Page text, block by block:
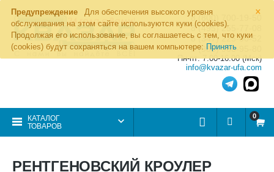
×
Предупреждение
Для обеспечения высокого уровня
обслуживания на этом сайте используются куки (cookies).
Продолжая его использование, вы соглашаетесь с тем, что куки
(cookies) будут сохраняться на вашем компьютере: Принять
8 (800) 700-19-50
8 (495) 255-77-08
8 (347) 225-00-52
8 (986) 963-95-80
Пн-пт: 7.00-16.00 (Мск)
info@kvazar-ufa.com
КАТАЛОГ
ТОВАРОВ
0
РЕНТГЕНОВСКИЙ КРОУЛЕР